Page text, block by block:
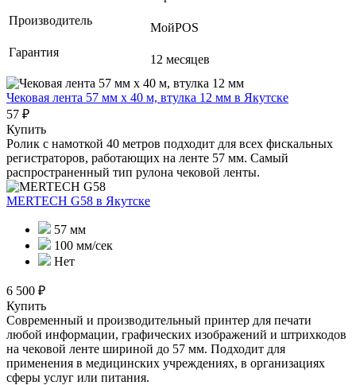
Производитель
МойPOS
Гарантия
12 месяцев
Чековая лента 57 мм x 40 м, втулка 12 мм в Якутске
57 ₽
Купить
Ролик с намоткой 40 метров подходит для всех фискальных
регистраторов, работающих на ленте 57 мм. Самый
распространенный тип рулона чековой ленты.
MERTECH G58 в Якутске
57 мм
100 мм/сек
Нет
6 500 ₽
Купить
Современный и производительный принтер для печати
любой информации, графических изображений и штрихкодов
на чековой ленте шириной до 57 мм. Подходит для
применения в медицинских учреждениях, в организациях
сферы услуг или питания.